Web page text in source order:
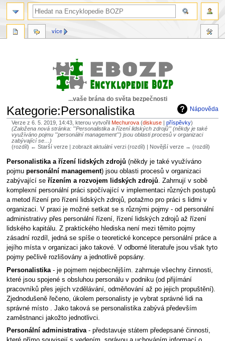
...vaše brána do světa bezpečnosti
Nápověda
Kategorie:Personalistika
Verze z 6. 5. 2019, 14:43, kterou vytvořil Mechurova (diskuse |příspěvky)
(Založena nová stránka: '''Personalistika a řízení lidských zdrojů''' (někdy je také
využíváno pojmu '''personální management''') jsou oblasti procesů v organizaci
zabývající se…)
(rozdíl) ← Starší verze | zobrazit aktuální verzi (rozdíl) | Novější verze → (rozdíl)
Skočit
na
navigaci
Skočit
na
vyhledávání
Personalistika a řízení lidských zdrojů (někdy je také využíváno
pojmu personální management) jsou oblasti procesů v organizaci
zabývající se řízením a rozvojem lidských zdrojů. Zahrnují v sobě
komplexní personální práci spočívající v implementaci různých postupů
a metod řízení pro řízení lidských zdrojů, potažmo pro práci s lidmi v
organizaci. V praxi je možné setkat se s různými pojmy - od personální
administrativy přes personální řízení, řízení lidských zdrojů až řízení
lidského kapitálu. Z praktického hlediska není mezi těmito pojmy
zásadní rozdíl, jedná se spíše o teoretické koncepce personální práce a
jejího místa v organizaci jako takové. V odborné literatuře jsou však tyto
pojmy pečlivě rozlišovány a jednotlivě popsány.
Personalistika- je pojmem nejobecnějším. zahrnuje všechny činnosti,
které jsou spojené s obsluhou personálu v podniku (od přijímání
pracovníků přes jejich vzdělávání, odměňování až po jejich propuštění).
Zjednodušeně řečeno, úkolem personalisty je vybrat správné lidi na
správné místo . Jako taková se personalistika zabývá především
zaměstnanci jakožto jednotlivci.
Personální administrativa- představuje státem předepsané činnosti,
více